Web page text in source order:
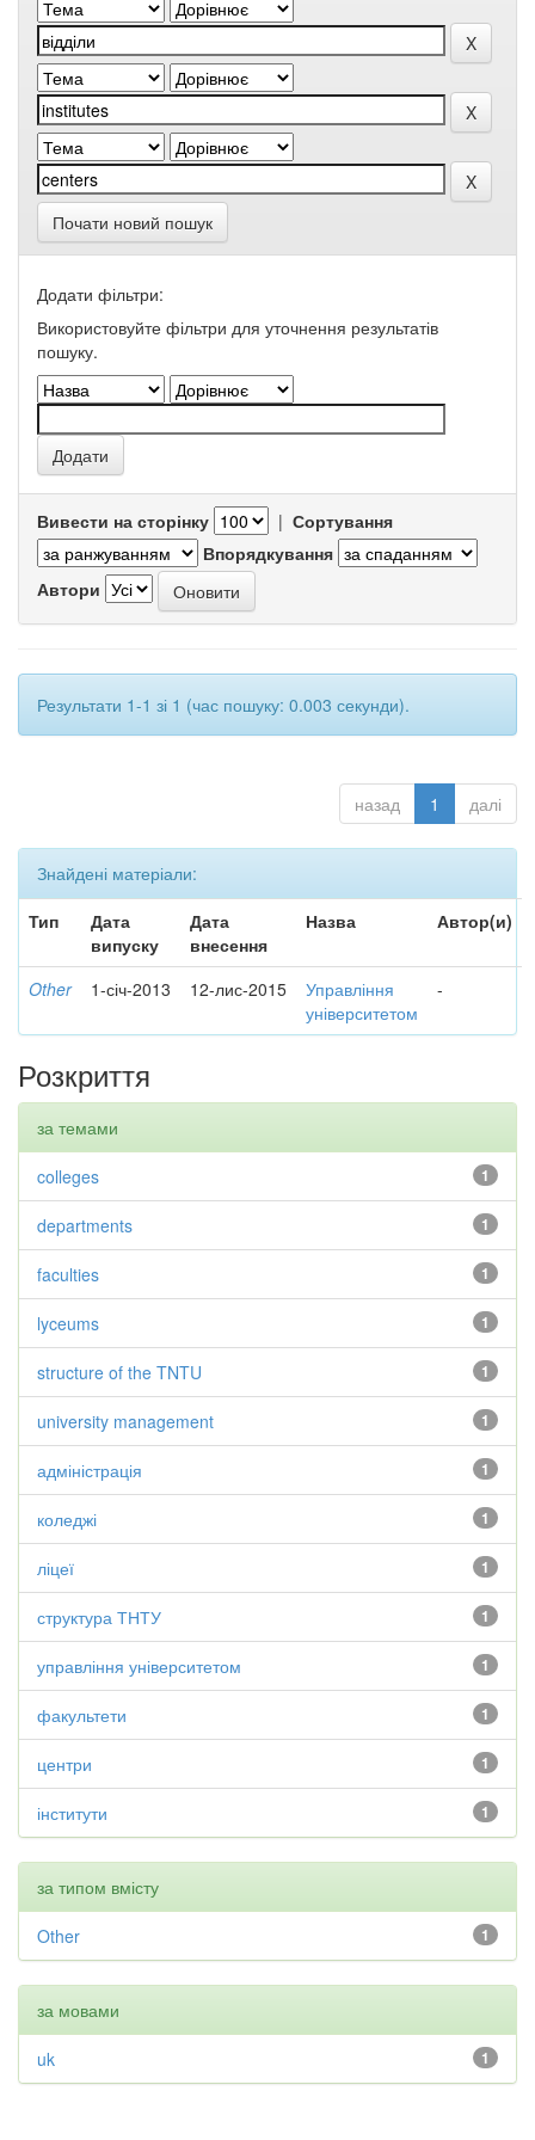
Почати новий пошук
Додати фільтри:
Використовуйте фільтри для уточнення результатів
пошуку.
Вивести на сторінку | Сортування
Впорядкування
Автори
Результати 1-1 зі 1 (час пошуку: 0.003 секунди).
назад 1 далі
Знайдені матеріали:
Тип
Дата
випуску
Дата
внесення
Назва Автор(и)
Other 1-січ-2013 12-лис-2015
Управління
університетом
-
Розкриття
за темами
1
colleges
1
departments
1
faculties
1
lyceums
1
structure of the TNTU
1
university management
1
адміністрація
1
коледжі
1
ліцеї
1
структура ТНТУ
1
управління університетом
1
факультети
1
центри
1
інститути
за типом вмісту
1
Other
за мовами
1
uk